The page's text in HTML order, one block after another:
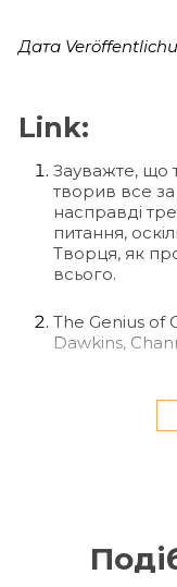
Дата
Link:
Зауважте, що
творив все
насправді
питання,
Творця, як
всього.
The Genius of
Dawkins,
arn.org/docs/
Зрозуміло,